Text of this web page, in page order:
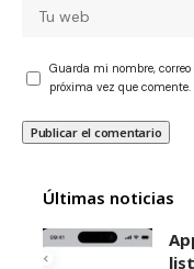
Guarda mi nombre, correo
próxima vez que comente.
Últimas noticias